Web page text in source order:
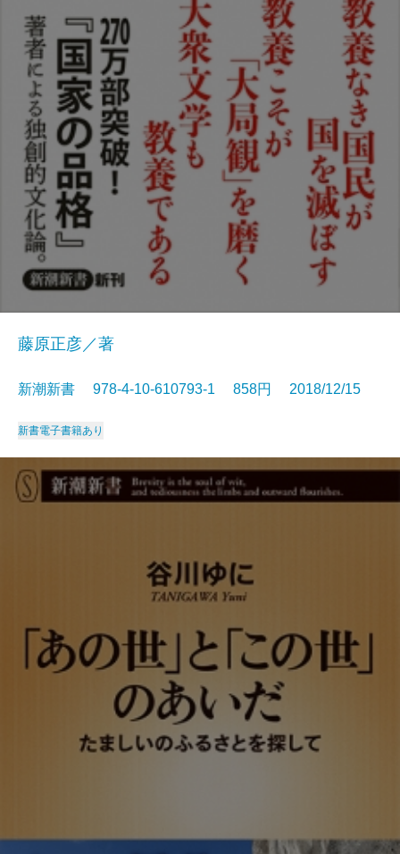
藤原正彦／著
新潮新書 978-4-10-610793-1 858円 2018/12/15
新書電子書籍あり